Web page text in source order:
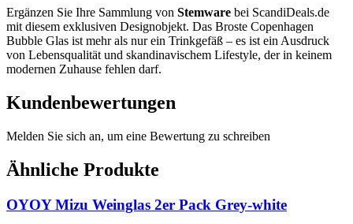
Ergänzen Sie Ihre Sammlung von Stemware bei ScandiDeals.de
mit diesem exklusiven Designobjekt. Das Broste Copenhagen
Bubble Glas ist mehr als nur ein Trinkgefäß – es ist ein Ausdruck
von Lebensqualität und skandinavischem Lifestyle, der in keinem
modernen Zuhause fehlen darf.
Kundenbewertungen
Melden Sie sich an, um eine Bewertung zu schreiben
Ähnliche Produkte
OYOY Mizu Weinglas 2er Pack Grey-white